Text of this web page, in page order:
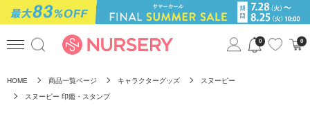
0 0
HOME 商品一覧ページ キャラクターグッズ スヌーピー
スヌーピー 印鑑・スタンプ